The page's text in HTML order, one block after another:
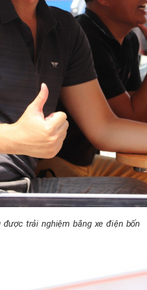
được trải nghiệm bằng xe điện bốn